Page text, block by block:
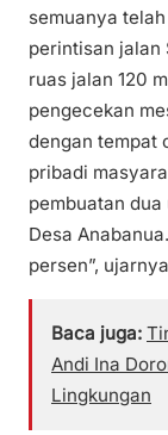
semuanya
perintisan jalan
ruas jalan 120
pengecekan
dengan tempat
pribadi
pembuatan
Desa
persen”,
Baca juga:
Andi Ina
Lingkungan